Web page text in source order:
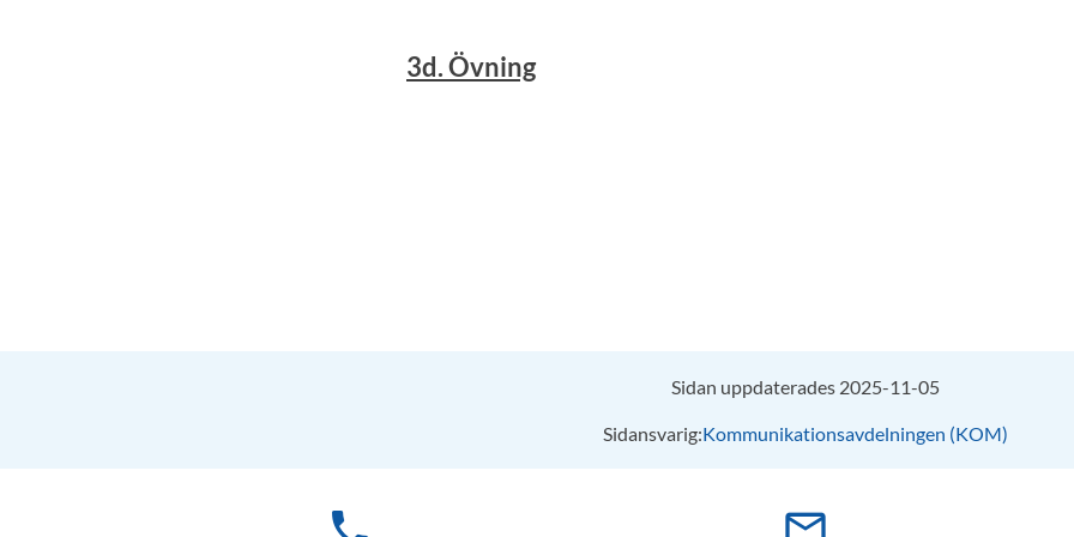
3d. Övning
Sidan uppdaterades 2025-11-05
Sidansvarig:Kommunikationsavdelningen (KOM)